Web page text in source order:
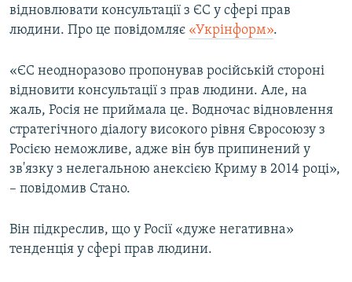
відновлювати консультації з ЄС у сфері прав
людини. Про це повідомляє «Укрінформ».
«ЄС неодноразово пропонував російській стороні
відновити консультації з прав людини. Але, на
жаль, Росія не приймала це. Водночас відновлення
стратегічного діалогу високого рівня Євросоюзу з
Росією неможливе, адже він був припинений у
зв'язку з нелегальною анексією Криму в 2014 році»,
– повідомив Стано.
Він підкреслив, що у Росії «дуже негативна»
тенденція у сфері прав людини.